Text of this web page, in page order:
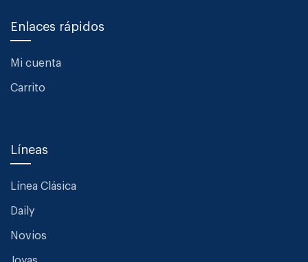
Enlaces rápidos
Mi cuenta
Carrito
Líneas
Línea Clásica
Daily
Novios